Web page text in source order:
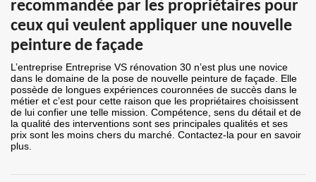
recommandée par les propriétaires pour
ceux qui veulent appliquer une nouvelle
peinture de façade
L’entreprise Entreprise VS rénovation 30 n’est plus une novice
dans le domaine de la pose de nouvelle peinture de façade. Elle
possède de longues expériences couronnées de succès dans le
métier et c’est pour cette raison que les propriétaires choisissent
de lui confier une telle mission. Compétence, sens du détail et de
la qualité des interventions sont ses principales qualités et ses
prix sont les moins chers du marché. Contactez-la pour en savoir
plus.